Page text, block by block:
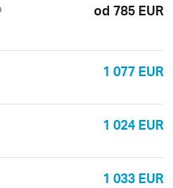
od 785 EUR
1 077 EUR
1 024 EUR
1 033 EUR